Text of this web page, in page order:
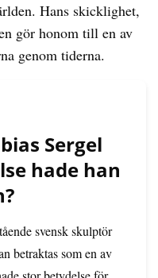
Hans skicklighet,
gör honom till en av
genom tiderna.
Sergel
hade han
svensk skulptör
betraktas som en av